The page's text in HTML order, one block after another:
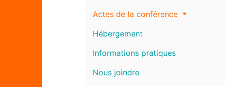
Actes de la conférence
Hébergement
Informations pratiques
Nous joindre